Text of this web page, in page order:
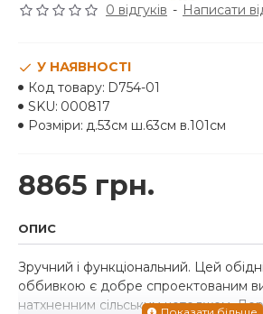
0 відгуків - Написати
8865 грн.
У НАЯВНОСТІ
Код товару: D754-01
SKU: 000817
Розміри: д.53см ш.63см в.101см
ОПИС
Зручний і функціональний. Цей
оббивкою є добре спроектованим
натхненним сільським котеджем.